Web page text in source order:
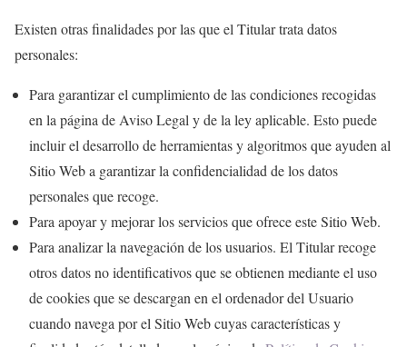
Existen otras finalidades por las que el Titular trata datos
personales:
Para garantizar el cumplimiento de las condiciones recogidas
en la página de Aviso Legal y de la ley aplicable. Esto puede
incluir el desarrollo de herramientas y algoritmos que ayuden al
Sitio Web a garantizar la confidencialidad de los datos
personales que recoge.
Para apoyar y mejorar los servicios que ofrece este Sitio Web.
Para analizar la navegación de los usuarios. El Titular recoge
otros datos no identificativos que se obtienen mediante el uso
de cookies que se descargan en el ordenador del Usuario
cuando navega por el Sitio Web cuyas características y